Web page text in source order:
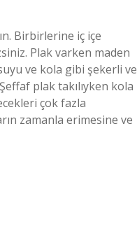
Birbirlerine iç içe
Plak varken maden
ve kola gibi şekerli ve
plak takılıyken kola
çok fazla
zamanla erimesine ve